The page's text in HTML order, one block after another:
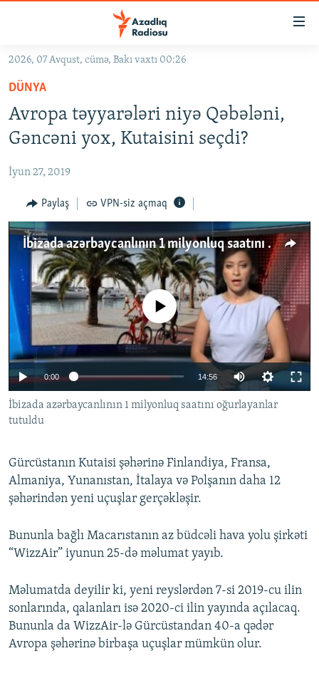
Əsas
qayıt
Əsas
naviqasiyaya
qayıt
Axtarışa
keç
KORRUPSIOMETR
FƏRQƏ BAX
QANUNI DOĞRU
ARAŞDIRMA
MULTIMEDIA
VIDEO
FOTOQALEREYA
İNFOQRAFIKA
KARIKATURA
RADIO ARXIV
OXU ZALI
AZƏRBAYCAN ƏDƏBIYYATI KITABXANASI
İSLAM VƏ DEMOKRATIYA
İZ - MƏDƏNIYYƏT PROQRAMI
HAQQIMIZDA
MISSIYAMIZ
PEŞƏ ETIKASI VƏ JURNALISTIKA STANDARTLARIMIZ
MATERIALLARIMIZDAN ISTIFADƏ
AZADLIQRADIOSU MOBIL TELEFONUNUZDA
XƏBƏR BÜLLETENLƏRIMIZ
BIZI IZLƏ
RFE/RL-in bütün saytları
2026, 07 Avqust, cümə, Bakı vaxtı 00:26
DÜNYA
Avropa təyyarələri niyə Qəbələni,
Gəncəni yox, Kutaisini seçdi?
İyun 27, 2019
Paylaş VPN-siz açmaq
İbizada azərbaycanlının 1 milyonluq saatını oğurlayanlar tutuldu
No media source currently available
0:00 14:56
İbizada azərbaycanlının 1 milyonluq saatını oğurlayanlar
tutuldu
Gürcüstanın Kutaisi şəhərinə Finlandiya, Fransa,
Almaniya, Yunanıstan, İtalaya və Polşanın daha 12
şəhərindən yeni uçuşlar gerçəkləşir.
Bununla bağlı Macarıstanın az büdcəli hava yolu şirkəti
“WizzAir” iyunun 25-də məlumat yayıb.
Məlumatda deyilir ki, yeni reyslərdən 7-si 2019-cu ilin
sonlarında, qalanları isə 2020-ci ilin yayında açılacaq.
Bununla da WizzAir-lə Gürcüstandan 40-a qədər
Avropa şəhərinə birbaşa uçuşlar mümkün olur.